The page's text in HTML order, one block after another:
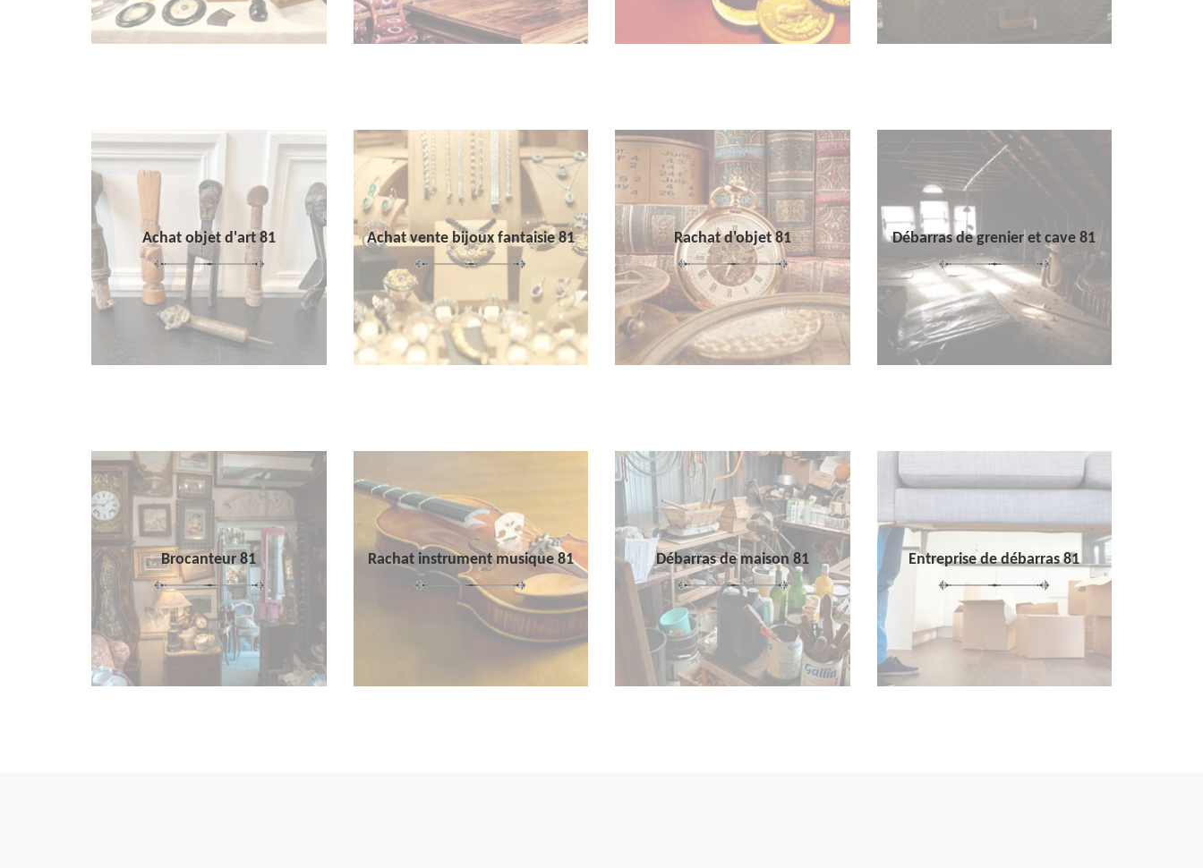
Achat objet d'art 81 Achat vente bijoux fantaisie 81 Rachat d'objet 81 Débarras de grenier et cave 81
Brocanteur 81 Rachat instrument musique 81 Débarras de maison 81 Entreprise de débarras 81